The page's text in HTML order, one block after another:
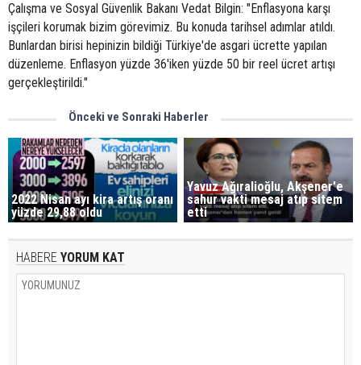
Çalışma ve Sosyal Güvenlik Bakanı Vedat Bilgin: "Enflasyona karşı
işçileri korumak bizim görevimiz. Bu konuda tarihsel adımlar atıldı.
Bunlardan birisi hepinizin bildiği Türkiye'de asgari ücrette yapılan
düzenleme. Enflasyon yüzde 36'iken yüzde 50 bir reel ücret artışı
gerçekleştirildi."
Önceki ve Sonraki Haberler
2022 Nisan ayı kira artış oranı
yüzde 29,88 oldu
Yavuz Ağıralioğlu, Akşener'e
sahur vakti mesaj atıp sitem
etti
HABERE YORUM KAT